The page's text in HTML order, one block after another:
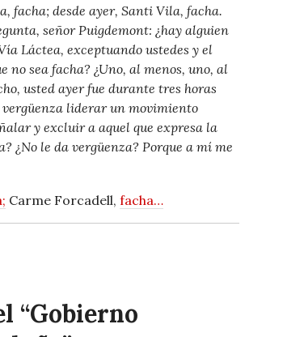
facha; desde ayer, Santi Vila, facha.
señor Puigdemont: ¿hay alguien
Láctea, exceptuando ustedes y el
no sea facha? ¿Uno, al menos, uno, al
usted ayer fue durante tres horas
vergüenza liderar un movimiento
y excluir a aquel que expresa la
¿No le da vergüenza? Porque a mí me
Carme Forcadell, facha…
“Gobierno